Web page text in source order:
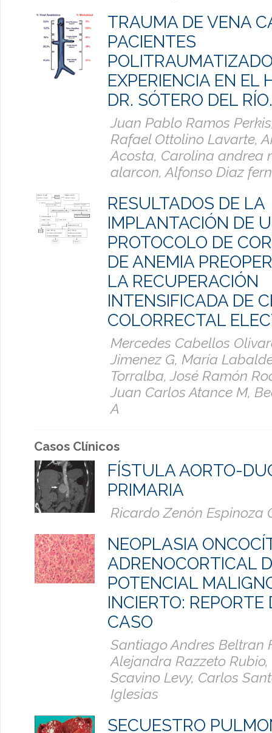
TRAUMA DE VENA
PACIENTES
EXPERIENCIA EN EL
DR. SÓTERO DEL RÍO.
Juan Pablo Ramos
Rafael Ottolino Lavarte,
Acosta, Carolina andrea
alarcon, Alfonso Diaz
RESULTADOS DE LA
IMPLANTACIÓN DE
PROTOCOLO DE
DE ANEMIA
LA RECUPERACIÓN
INTENSIFICADA DE
COLORRECTAL
Mercedes Cabellos
Jimenez G, María
Torralba, José Ramón
Juan Carlos Atance M,
A
Casos Clínicos
FÍSTULA AORTO-
PRIMARIA
Ricardo Zenón Espinoza
NEOPLASIA
ADRENOCORTICAL
POTENCIAL
INCIERTO: REPORTE
CASO
Santiago Andres Beltran
Alejandra Razzeto
Scavino Levy, Carlos
Iglesias
SECUESTRO